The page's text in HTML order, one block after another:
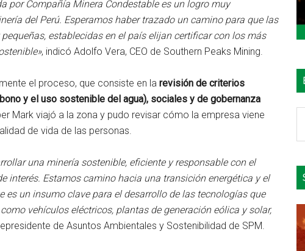
por Compañía Minera Condestable es un logro muy
del Perú. Esperamos haber trazado un camino para que las
establecidas en el país elijan certificar con los más
, indicó Adolfo Vera, CEO de Southern Peaks Mining.
el proceso, que consiste en la revisión de criterios
y el uso sostenible del agua), sociales y de gobernanza
Mark viajó a la zona y pudo revisar cómo la empresa viene
de vida de las personas.
una minería sostenible, eficiente y responsable con el
interés. Estamos camino hacia una transición energética y el
es un insumo clave para el desarrollo de las tecnologías que
vehículos eléctricos, plantas de generación eólica y solar,
de Asuntos Ambientales y Sostenibilidad de SPM.